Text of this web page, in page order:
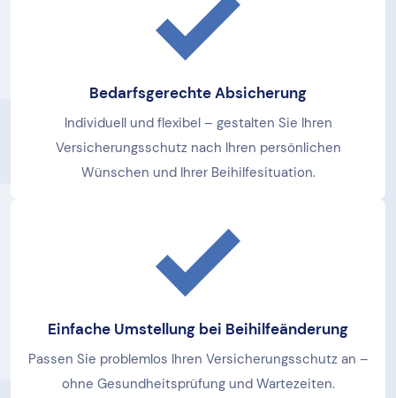
Bedarfsgerechte Absicherung
Individuell und flexibel – gestalten Sie Ihren
Versicherungsschutz nach Ihren persönlichen
Wünschen und Ihrer Beihilfesituation.
Einfache Umstellung bei Beihilfeänderung
Passen Sie problemlos Ihren Versicherungsschutz an –
ohne Gesundheitsprüfung und Wartezeiten.